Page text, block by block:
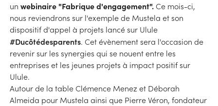
un webinaire "Fabrique d'engagement".Ce mois-ci,
nous reviendrons sur l'exemple de Mustela et son
dispositif d'appel à projets lancé sur Ulule
#Ducôtédesparents. Cet évènement sera l'occasion de
revenir sur les synergies qui se nouent entre les
entreprises et les jeunes projets à impact positif sur
Ulule.
Autour de la table Clémence Menez et Déborah
Almeida pour Mustela ainsi que Pierre Véron, fondateur